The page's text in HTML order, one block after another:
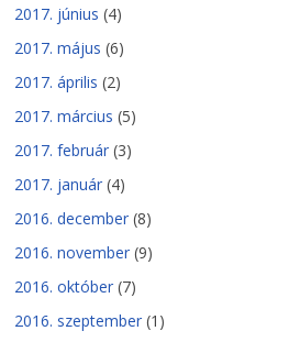
2017. június (4)
2017. május (6)
2017. április (2)
2017. március (5)
2017. február (3)
2017. január (4)
2016. december (8)
2016. november (9)
2016. október (7)
2016. szeptember (1)